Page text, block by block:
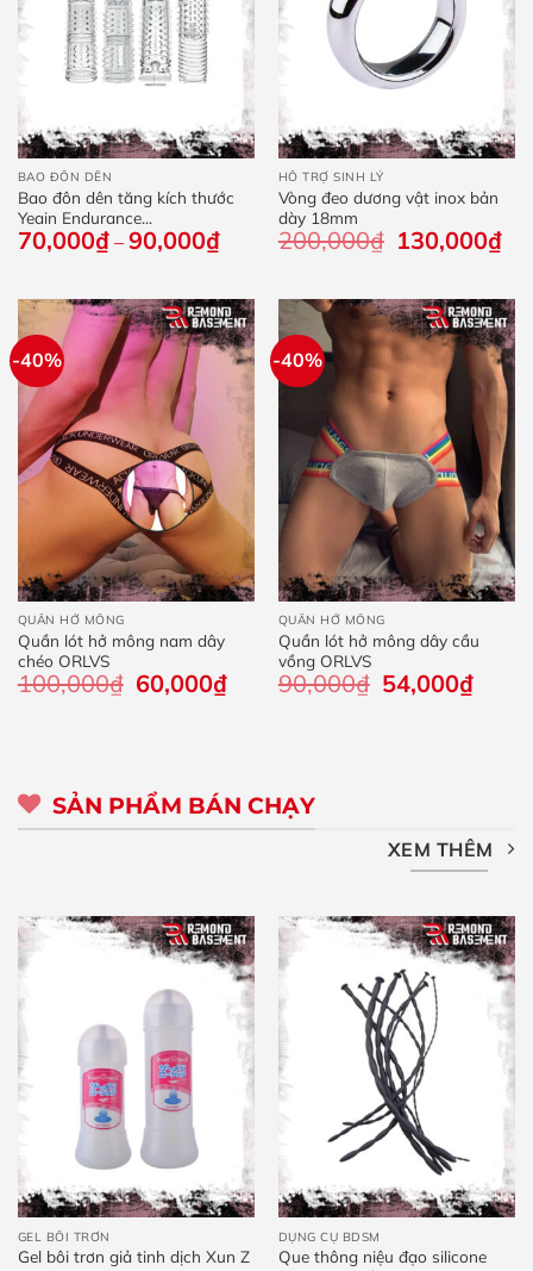
BAO ĐÔN DÊN
Bao đôn dên tăng kích thước
Yeain Endurance...
70,000₫ – 90,000₫Khoảng
giá:
70,000₫
đến
90,000₫
HỖ TRỢ SINH LÝ
Vòng đeo dương vật inox bản
dày 18mm
200,000₫
Giá
gốc
200,000₫.
130,000₫Giá
là:
-40%
QUẦN HỞ MÔNG
Quần lót hở mông nam dây
chéo ORLVS
100,000₫ Giá
gốc
60,000₫Giá
hiện
-40%
QUẦN HỞ MÔNG
Quần lót hở mông dây cầu
vồng ORLVS
90,000₫ Giá
gốc
54,000₫Giá
hiện
SẢN PHẨM BÁN CHẠY
XEM THÊM
GEL BÔI TRƠN
Gel bôi trơn giả tinh dịch Xun Z
DỤNG CỤ BDSM
Que thông niệu đạo silicone